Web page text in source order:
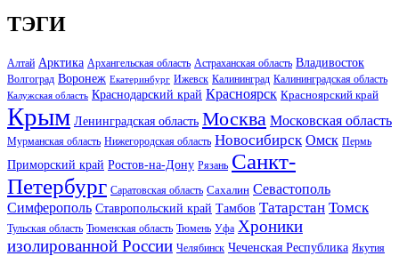
ТЭГИ
Алтай Арктика Архангельская область Астраханская область Владивосток
Волгоград Воронеж Екатеринбург Ижевск Калининград Калининградская область
Калужская область Краснодарский край Красноярск Красноярский край
Крым Ленинградская область Москва Московская область
Мурманская область Нижегородская область Новосибирск Омск Пермь
Приморский край Ростов-на-Дону Рязань Санкт-
Петербург Саратовская область Сахалин Севастополь
Симферополь Ставропольский край Тамбов Татарстан Томск
Тульская область Тюменская область Тюмень Уфа Хроники
изолированной России Челябинск Чеченская Республика Якутия